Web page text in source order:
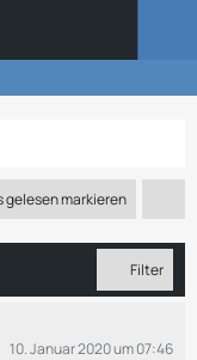
gelesen markieren
Filter
10. Januar 2020 um 07:46